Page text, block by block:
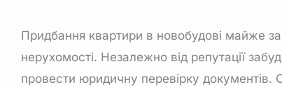
Придбання квартири в новобудові майже
нерухомості. Незалежно від репутації
провести юридичну перевірку